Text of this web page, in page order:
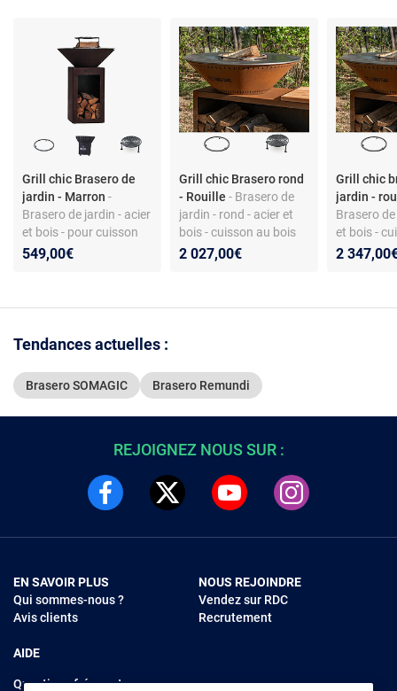
Grill chic Brasero de
jardin - Marron -
Brasero de jardin - acier
et bois - pour cuisson
au charbon
549,00€
Grill chic Brasero rond
- Rouille- Brasero de
jardin - rond - acier et
bois - cuisson au bois
2 027,00€
Grill chic
jardin -
Brasero
et bois -
plus de 8
2
Tendances actuelles :
Brasero SOMAGIC Brasero Remundi
REJOIGNEZ NOUS SUR :
EN SAVOIR PLUS
Qui sommes-nous ?
Avis clients
AIDE
Questions fréquentes
NOUS REJOINDRE
Vendez sur RDC
Recrutement